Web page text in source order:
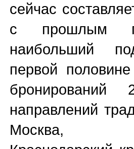
сейчас
с прошлым
наибольший
первой
направлений
Москва,